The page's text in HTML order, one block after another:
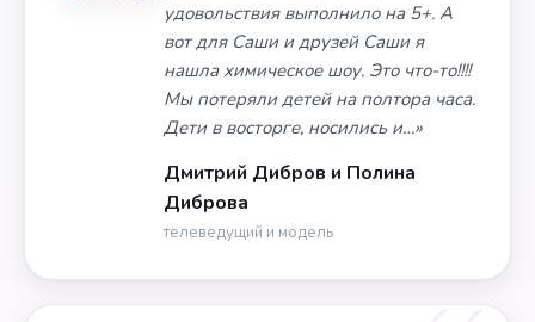
удовольствия выполнило на 5+. А
вот для Саши и друзей Саши я
нашла химическое шоу. Это что-то!!!!
Мы потеряли детей на полтора часа.
Дети в восторге, носились и…»
Дмитрий Дибров и Полина
Диброва
телеведущий и модель